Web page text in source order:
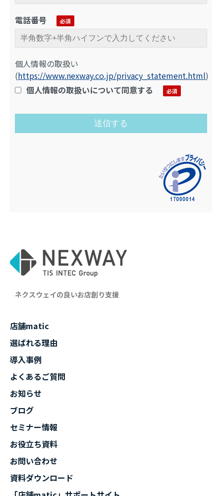
電話番号
個人情報の取扱い
(https://www.nexway.co.jp/privacy_statement.html)
個人情報の取扱いについて同意する
ネクスウェイの良いお店創り支援
店舗matic
選ばれる理由
導入事例
よくあるご質問
お知らせ
ブログ
セミナー情報
お役立ち資料
お問い合わせ
資料ダウンロード